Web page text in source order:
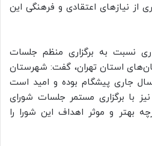
از نیازهای اعتقادی و فرهنگی این
نسبت به برگزاری منظم جلسات
استان تهران، گفت: شهرستان
سال جاری پیشگام بوده و امید است
با برگزاری مستمر جلسات شورای
بهتر و موثر اهداف این شورا را